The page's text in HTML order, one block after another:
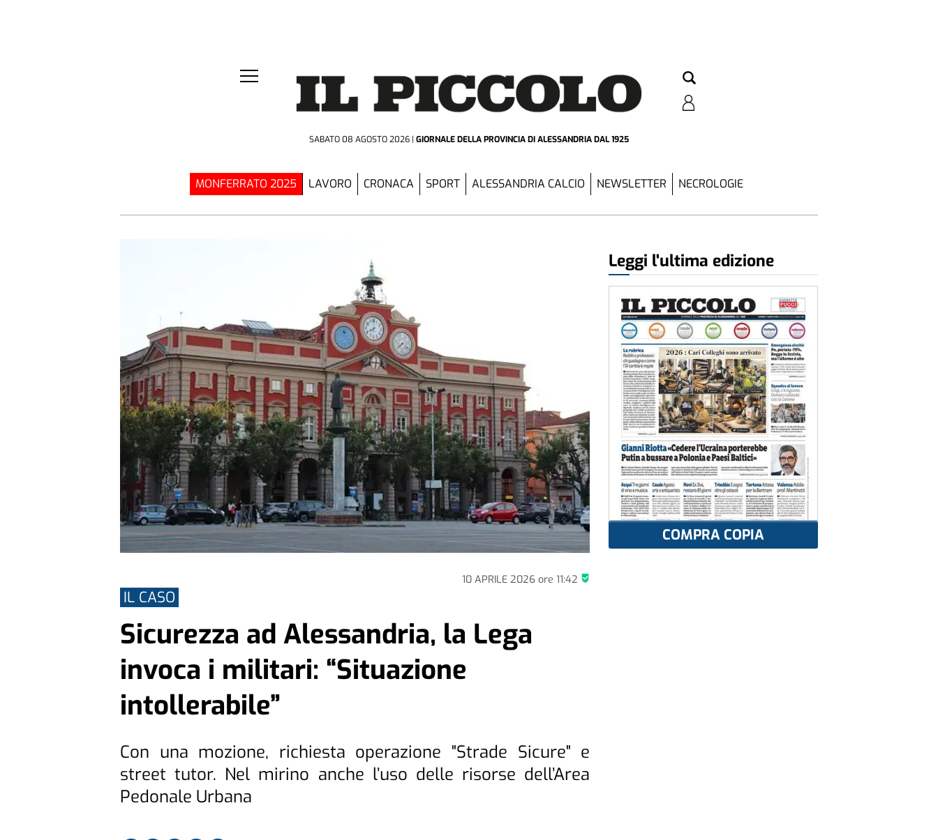
SABATO 08 AGOSTO 2026 GIORNALE DELLA PROVINCIADI ALESSANDRIA DAL 1925
MONFERRATO 2025 LAVORO CRONACA SPORT ALESSANDRIA CALCIO NEWSLETTER NECROLOGIE
10 APRILE 2026ore 11:42
IL CASO
Sicurezza ad Alessandria, la Lega
invoca i militari: “Situazione
intollerabile”
Con una mozione, richiesta operazione "Strade Sicure" e
street tutor. Nel mirino anche l’uso delle risorse dell’Area
Pedonale Urbana
Leggi l'ultima edizione
COMPRA COPIA